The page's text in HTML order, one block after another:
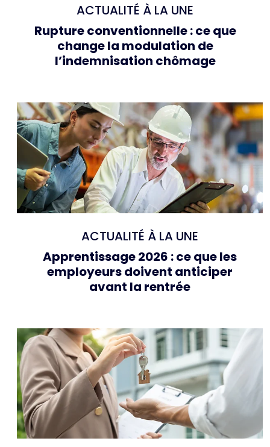
ACTUALITÉ À LA UNE
Rupture conventionnelle : ce que
change la modulation de
l’indemnisation chômage
ACTUALITÉ À LA UNE
Apprentissage 2026 : ce que les
employeurs doivent anticiper
avant la rentrée